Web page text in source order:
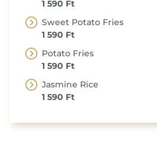
1 590 Ft
Sweet Potato Fries
1 590 Ft
Potato Fries
1 590 Ft
Jasmine Rice
1 590 Ft